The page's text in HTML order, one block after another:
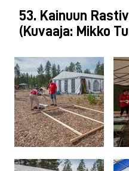
53. Kainuun
(Kuvaaja: Mikko